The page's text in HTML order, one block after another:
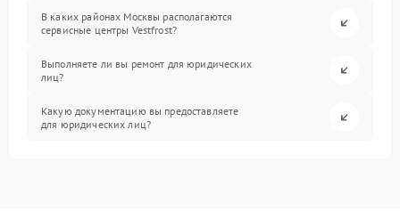
В каких районах Москвы располагаются
сервисные центры Vestfrost?
Выполняете ли вы ремонт для юридических
лиц?
Какую документацию вы предоставляете
для юридических лиц?